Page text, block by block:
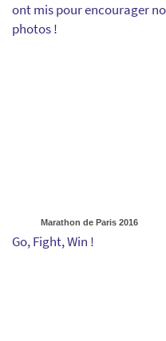
ont mis pour encourager
photos !
Marathon de Paris 2016
Go, Fight, Win !